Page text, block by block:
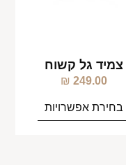
צמיד גל קשוח
249.00
₪
בחירת אפשרויות